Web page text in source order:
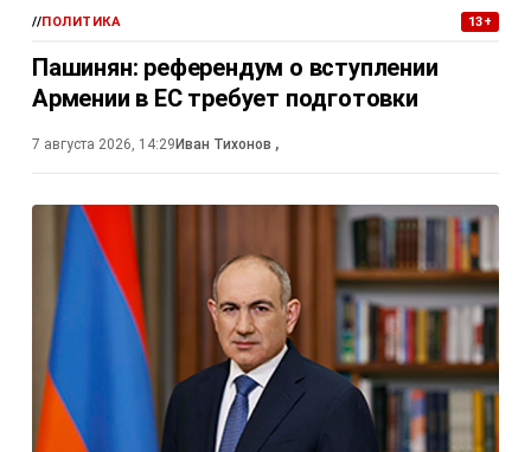
//ПОЛИТИКА 13+
Пашинян: референдум о вступлении
Армении в ЕС требует подготовки
7 августа 2026, 14:29Иван Тихонов ,